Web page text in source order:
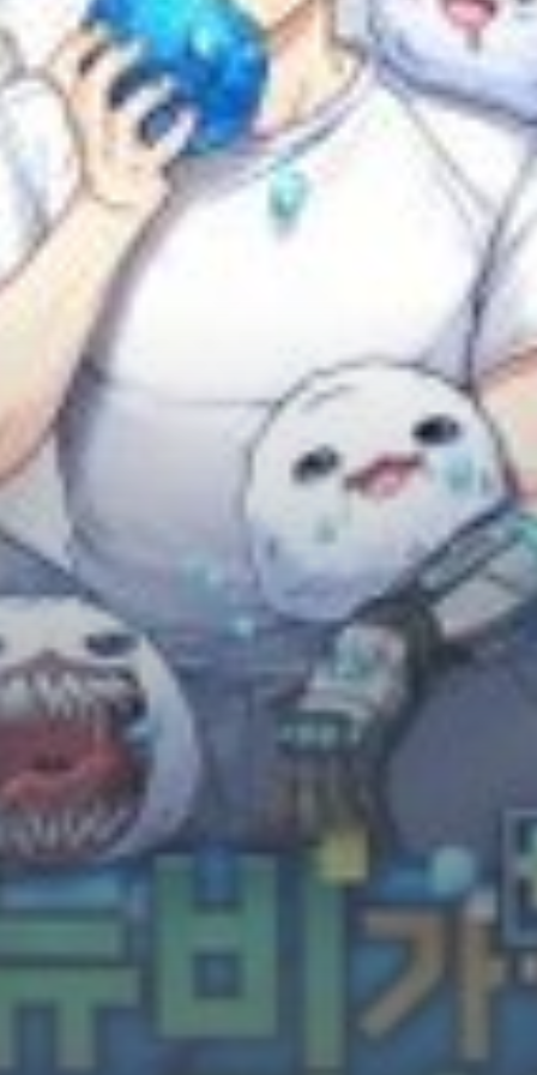
Adventure
Tu Tiên
Ngôn Tình
Slice Of Life
School Life
Manga
Xuyên Không
Shounen
Cổ Đại
Mystery
Horror
Chuyển Sinh
Psychological
Martial Arts
Đam Mỹ
Historical